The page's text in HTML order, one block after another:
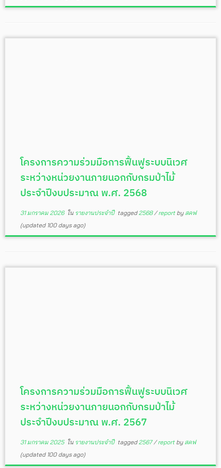
โครงการความร่วมมือการฟื้นฟูระบบนิเวศ
ระหว่างหน่วยงานภายนอกกับกรมป่าไม้
ประจำปีงบประมาณ พ.ศ. 2568
31 มกราคม 2026ใน รายงานประจำปี tagged 2568/report by สคฟ
(updated 100 days ago)
โครงการความร่วมมือการฟื้นฟูระบบนิเวศ
ระหว่างหน่วยงานภายนอกกับกรมป่าไม้
ประจำปีงบประมาณ พ.ศ. 2567
31 มกราคม 2025ใน รายงานประจำปี tagged 2567/report by สคฟ
(updated 100 days ago)